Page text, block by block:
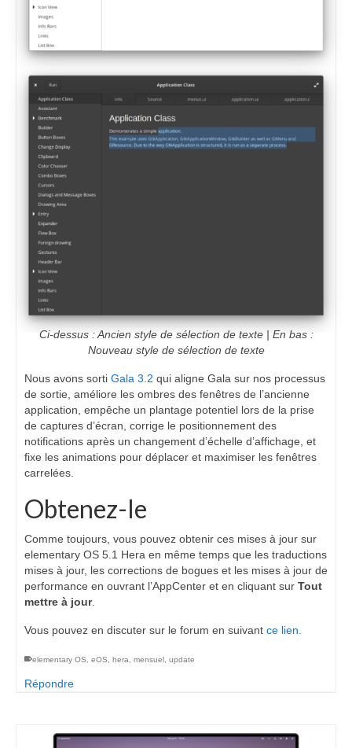
Ci-dessus : Ancien style de sélection de texte | En bas :
Nouveau style de sélection de texte
Nous avons sorti Gala 3.2 qui aligne Gala sur nos processus
de sortie, améliore les ombres des fenêtres de l’ancienne
application, empêche un plantage potentiel lors de la prise
de captures d’écran, corrige le positionnement des
notifications après un changement d’échelle d’affichage, et
fixe les animations pour déplacer et maximiser les fenêtres
carrelées.
Obtenez-le
Comme toujours, vous pouvez obtenir ces mises à jour sur
elementary OS 5.1 Hera en même temps que les traductions
mises à jour, les corrections de bogues et les mises à jour de
performance en ouvrant l’AppCenter et en cliquant sur Tout
mettre à jour.
Vous pouvez en discuter sur le forum en suivant ce lien.
elementary OS eOS hera mensuel update
Répondre